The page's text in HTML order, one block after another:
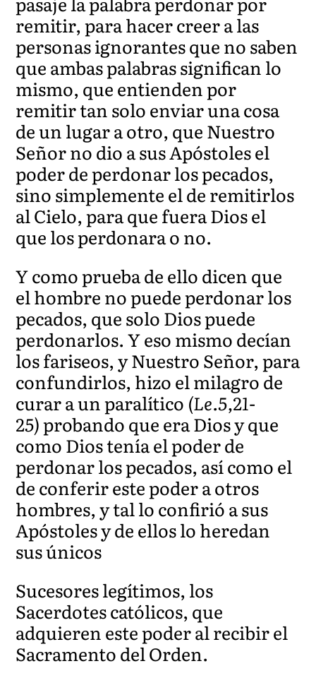
remitir, para hacer creer a las
personas ignorantes que no saben
que ambas palabras significan lo
mismo, que entienden por
remitir tan solo enviar una cosa
de un lugar a otro, que Nuestro
Señor no dio a sus Apóstoles el
poder de perdonar los pecados,
sino simplemente el de remitirlos
al Cielo, para que fuera Dios el
que los perdonara o no.
Y como prueba de ello dicen que
el hombre no puede perdonar los
pecados, que solo Dios puede
perdonarlos. Y eso mismo decían
los fariseos, y Nuestro Señor, para
confundirlos, hizo el milagro de
curar a un paralítico (Le.5,21-
25)probando que era Dios y que
como Dios tenía el poder de
perdonar los pecados, así como el
de conferir este poder a otros
hombres, y tal lo confirió a sus
Apóstoles y de ellos lo heredan
sus únicos
Sucesores legítimos, los
Sacerdotes católicos, que
adquieren este poder al recibir el
Sacramento del Orden.